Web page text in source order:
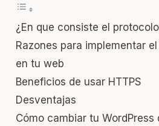
¿En que consiste el
Razones para implementar
en tu web
Beneficios de usar HTTPS
Desventajas
Cómo cambiar tu